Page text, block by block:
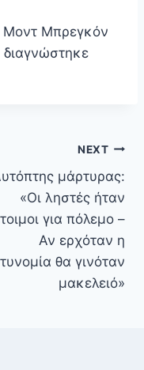
Μοντ Μπρεγκόν
διαγνώστηκε
NEXT
μάρτυρας:
«Οι ληστές ήταν
για πόλεμο –
Αν ερχόταν η
θα γινόταν
μακελειό»